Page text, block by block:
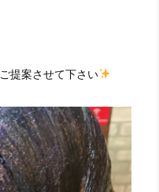
提案させて下さい